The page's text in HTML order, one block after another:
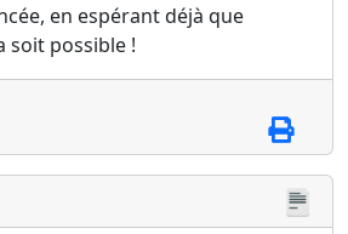
en espérant déjà que
soit possible !